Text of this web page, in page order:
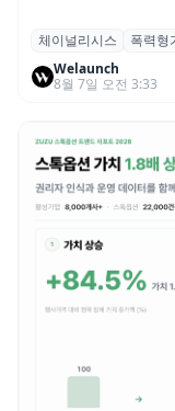
체이널리시스
범죄 증가…상
체이널리시스
폭력형
Welaunch
8월 7일 오전 3:33